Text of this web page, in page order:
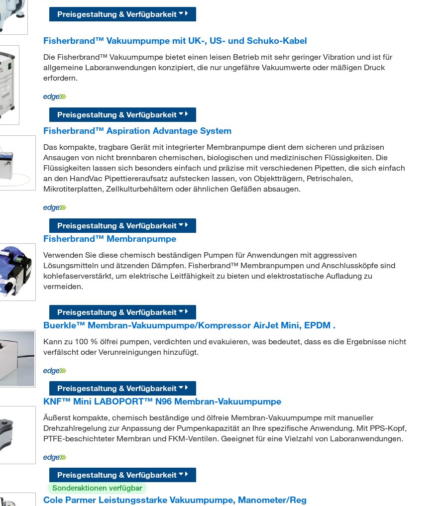
Preisgestaltung & Verfügbarkeit
Fisherbrand™ Vakuumpumpe mit UK-, US- und Schuko-Kabel
Die Fisherbrand™ Vakuumpumpe bietet einen leisen Betrieb mit sehr geringer Vibration und ist für
allgemeine Laboranwendungen konzipiert, die nur ungefähre Vakuumwerte oder mäßigen Druck
erfordern.
Preisgestaltung & Verfügbarkeit
Fisherbrand™ Aspiration Advantage System
Das kompakte, tragbare Gerät mit integrierter Membranpumpe dient dem sicheren und präzisen
Ansaugen von nicht brennbaren chemischen, biologischen und medizinischen Flüssigkeiten. Die
Flüssigkeiten lassen sich besonders einfach und präzise mit verschiedenen Pipetten, die sich einfach
an den HandVac Pipettiereraufsatz aufstecken lassen, von Objektträgern, Petrischalen,
Mikrotiterplatten, Zellkulturbehältern oder ähnlichen Gefäßen absaugen.
Preisgestaltung & Verfügbarkeit
Fisherbrand™ Membranpumpe
Verwenden Sie diese chemisch beständigen Pumpen für Anwendungen mit aggressiven
Lösungsmitteln und ätzenden Dämpfen. Fisherbrand™ Membranpumpen und Anschlussköpfe sind
kohlefaserverstärkt, um elektrische Leitfähigkeit zu bieten und elektrostatische Aufladung zu
vermeiden.
Preisgestaltung & Verfügbarkeit
Buerkle™ Membran-Vakuumpumpe/Kompressor AirJet Mini, EPDM .
Kann zu 100 % ölfrei pumpen, verdichten und evakuieren, was bedeutet, dass es die Ergebnisse nicht
verfälscht oder Verunreinigungen hinzufügt.
Preisgestaltung & Verfügbarkeit
KNF™ Mini LABOPORT™ N96 Membran-Vakuumpumpe
Äußerst kompakte, chemisch beständige und ölfreie Membran-Vakuumpumpe mit manueller
Drehzahlregelung zur Anpassung der Pumpenkapazität an Ihre spezifische Anwendung. Mit PPS-Kopf,
PTFE-beschichteter Membran und FKM-Ventilen. Geeignet für eine Vielzahl von Laboranwendungen.
Preisgestaltung & Verfügbarkeit
Sonderaktionen verfügbar
Cole Parmer Leistungsstarke Vakuumpumpe, Manometer/Reg